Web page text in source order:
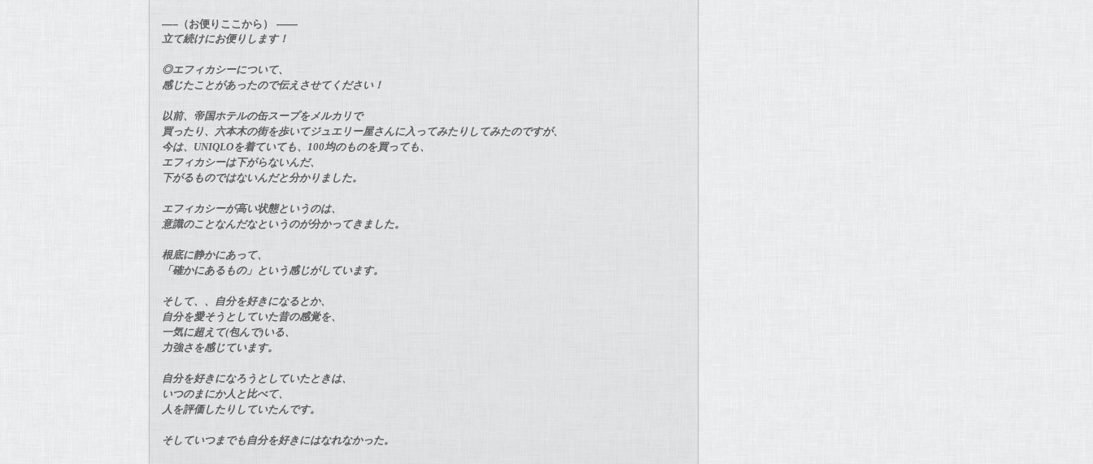
—–（お便りここから） ——
立て続けにお便りします！
◎エフィカシーについて、
感じたことがあったので伝えさせてください！
以前、帝国ホテルの缶スープをメルカリで
買ったり、 六本木の街を歩いてジュエリー屋さんに入ってみたりしてみたのですが、
今は、UNIQLOを着ていても、100均のものを買っても、
エフィカシーは下がらないんだ、
下がるものではないんだと分かりました。
エフィカシーが高い状態というのは、
意識のことなんだなというのが分かってきました。
根底に静かにあって、
「確かにあるもの」という感じがしています。
そして、、自分を好きになるとか、
自分を愛そうとしていた昔の感覚を、
一気に超えて(包んで)いる、
力強さを感じています。
自分を好きになろうとしていたときは、
いつのまにか人と比べて、
人を評価したりしていたんです。
そしていつまでも自分を好きにはなれなかった。